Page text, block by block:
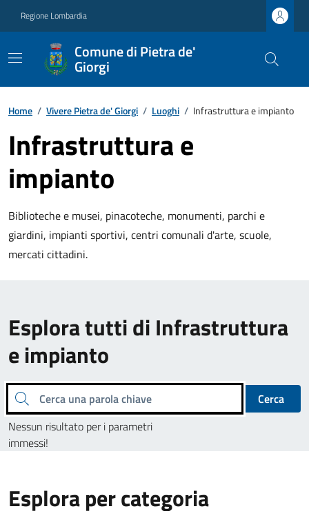
Regione Lombardia
Comune di Pietra de'
Giorgi
Home / Vivere Pietra de' Giorgi / Luoghi / Infrastruttura e impianto
Infrastruttura e
impianto
Biblioteche e musei, pinacoteche, monumenti, parchi e
giardini, impianti sportivi, centri comunali d'arte, scuole,
mercati cittadini.
Esplora tutti di Infrastruttura
e impianto
Cerca una parola chiave
Cerca
Nessun risultato per i parametri
immessi!
Esplora per categoria